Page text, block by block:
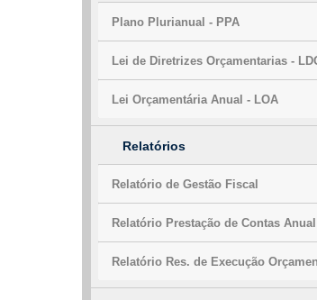
Plano Plurianual - PPA
Lei de Diretrizes Orçamentarias -
Lei Orçamentária Anual - LOA
Relatórios
Relatório de Gestão Fiscal
Relatório Prestação de Contas Anual
Relatório Res. de Execução